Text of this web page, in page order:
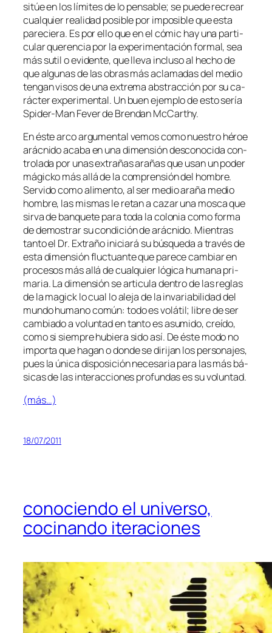
si­túe en los lí­mi­tes de lo pen­sa­ble; se pue­de re­crear
cual­quier reali­dad po­si­ble por im­po­si­ble que es­ta
pa­re­cie­ra. Es por ello que en el có­mic hay una par­ti­
cu­lar que­ren­cia por la ex­pe­ri­men­ta­ción for­mal, sea
más su­til o evi­den­te, que lle­va in­clu­so al he­cho de
que al­gu­nas de las obras más acla­ma­das del me­dio
ten­gan vi­sos de una ex­tre­ma abs­trac­ción por su ca­
rác­ter ex­pe­ri­men­tal. Un buen ejem­plo de es­to se­ría
Spider-Man Fever de Brendan McCarthy.
En és­te ar­co ar­gu­men­tal ve­mos co­mo nues­tro hé­roe
arác­ni­do aca­ba en una di­men­sión des­co­no­ci­da con­
tro­la­da por unas ex­tra­ñas ara­ñas que usan un po­der
má­gic­ko más allá de la com­pren­sión del hom­bre.
Servido co­mo ali­men­to, al ser me­dio ara­ña me­dio
hom­bre, las mis­mas le re­tan a ca­zar una mos­ca que
sir­va de ban­que­te pa­ra to­da la co­lo­nia co­mo for­ma
de de­mos­trar su con­di­ción de arác­ni­do. Mientras
tan­to el Dr. Extraño ini­cia­rá su bús­que­da a tra­vés de
es­ta di­men­sión fluc­tuan­te que pa­re­ce cam­biar en
pro­ce­sos más allá de cual­quier ló­gi­ca hu­ma­na pri­
ma­ria. La di­men­sión se ar­ti­cu­la den­tro de las re­glas
de la ma­gick lo cual lo ale­ja de la in­va­ria­bi­li­dad del
mun­do hu­mano co­mún: to­do es vo­lá­til; li­bre de ser
cam­bia­do a vo­lun­tad en tan­to es asu­mi­do, creí­do,
co­mo si siem­pre hu­bie­ra si­do así. De és­te mo­do no
im­por­ta que ha­gan o don­de se di­ri­jan los per­so­na­jes,
pues la úni­ca dis­po­si­ción ne­ce­sa­ria pa­ra las más bá­
si­cas de las in­ter­ac­cio­nes pro­fun­das es su voluntad.
(más…)
18/07/2011
conociendo el universo,
cocinando iteraciones